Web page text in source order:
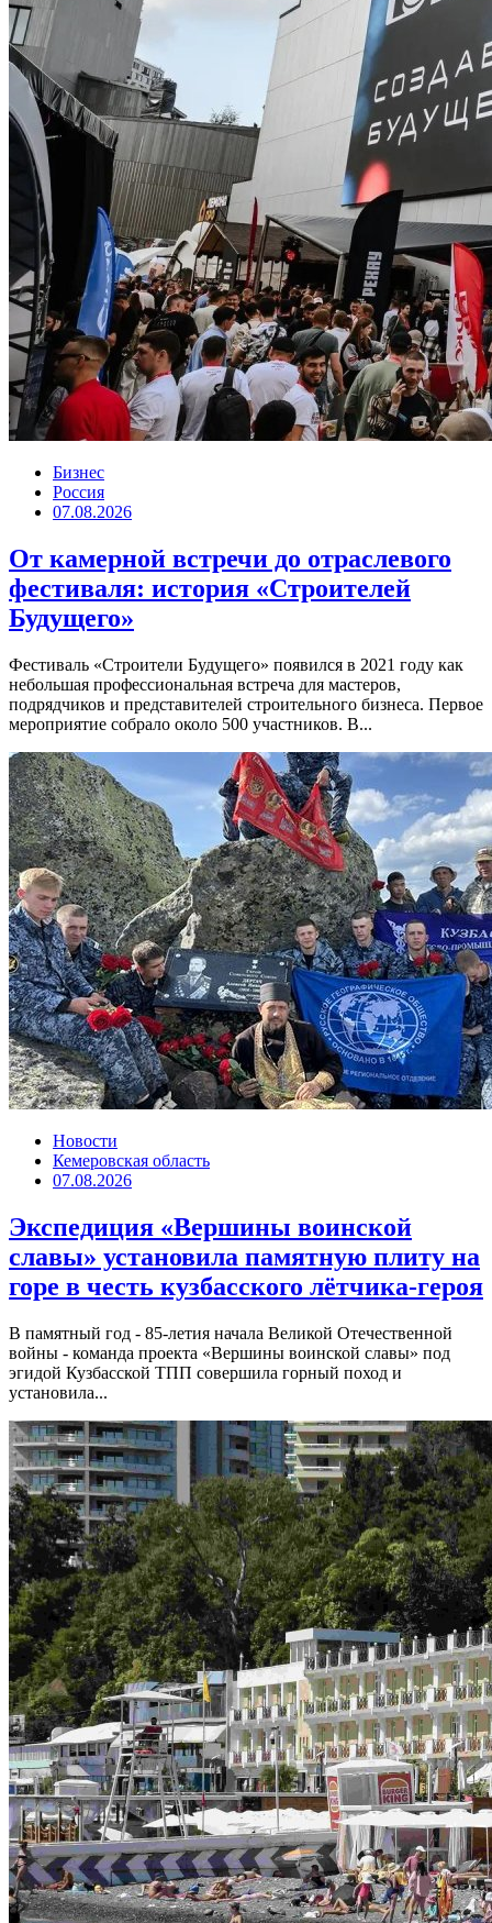
Бизнес
Россия
07.08.2026
От камерной встречи до отраслевого
фестиваля: история «Строителей
Будущего»
Фестиваль «Строители Будущего» появился в 2021 году как
небольшая профессиональная встреча для мастеров,
подрядчиков и представителей строительного бизнеса. Первое
мероприятие собрало около 500 участников. В...
Новости
Кемеровская область
07.08.2026
Экспедиция «Вершины воинской
славы» установила памятную плиту на
горе в честь кузбасского лётчика-героя
В памятный год - 85-летия начала Великой Отечественной
войны - команда проекта «Вершины воинской славы» под
эгидой Кузбасской ТПП совершила горный поход и
установила...